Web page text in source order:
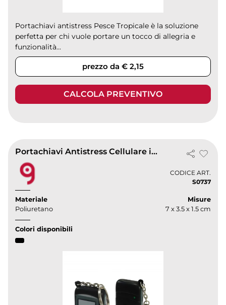
Portachiavi antistress Pesce Tropicale è la soluzione
perfetta per chi vuole portare un tocco di allegria e
funzionalità...
prezzo da € 2,15
CALCOLA PREVENTIVO
Portachiavi Antistress Cellulare in Poliuretano Nero 7x3,5cm
CODICE ART.
S0737
Materiale
Poliuretano
Misure
7 x 3.5 x 1.5 cm
Colori disponibili